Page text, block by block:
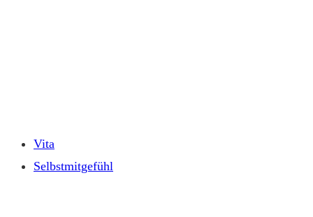
Vita
Selbstmitgefühl